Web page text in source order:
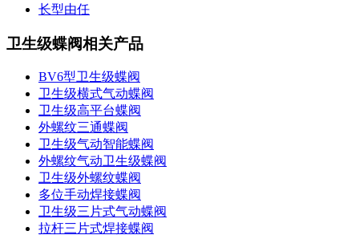
长型由任
卫生级蝶阀相关产品
BV6型卫生级蝶阀
卫生级横式气动蝶阀
卫生级高平台蝶阀
外螺纹三通蝶阀
卫生级气动智能蝶阀
外螺纹气动卫生级蝶阀
卫生级外螺纹蝶阀
多位手动焊接蝶阀
卫生级三片式气动蝶阀
拉杆三片式焊接蝶阀